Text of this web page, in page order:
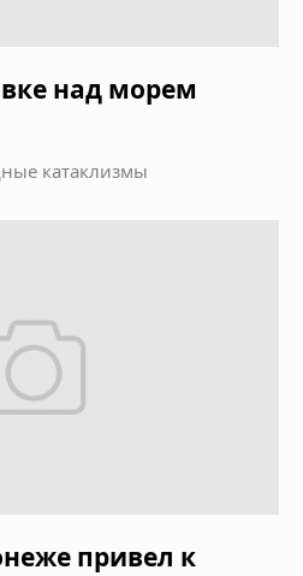
над морем
катаклизмы
привел к